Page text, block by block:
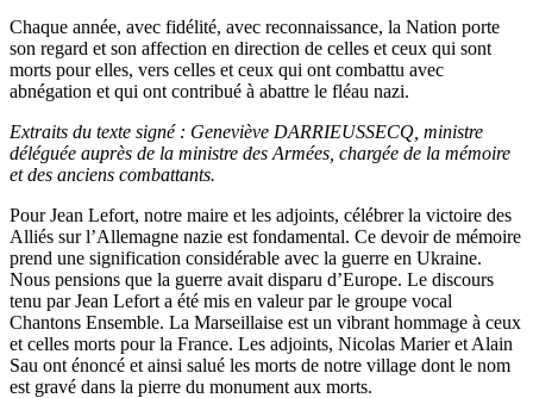
Chaque année, avec fidélité, avec reconnaissance, la Nation porte
son regard et son affection en direction de celles et ceux qui sont
morts pour elles, vers celles et ceux qui ont combattu avec
abnégation et qui ont contribué à abattre le fléau nazi.
Extraits du texte signé : Geneviève DARRIEUSSECQ, ministre
déléguée auprès de la ministre des Armées, chargée de la mémoire
et des anciens combattants.
Pour Jean Lefort, notre maire et les adjoints, célébrer la victoire des
Alliés sur l’Allemagne nazie est fondamental. Ce devoir de mémoire
prend une signification considérable avec la guerre en Ukraine.
Nous pensions que la guerre avait disparu d’Europe. Le discours
tenu par Jean Lefort a été mis en valeur par le groupe vocal
Chantons Ensemble. La Marseillaise est un vibrant hommage à ceux
et celles morts pour la France. Les adjoints, Nicolas Marier et Alain
Sau ont énoncé et ainsi salué les morts de notre village dont le nom
est gravé dans la pierre du monument aux morts.